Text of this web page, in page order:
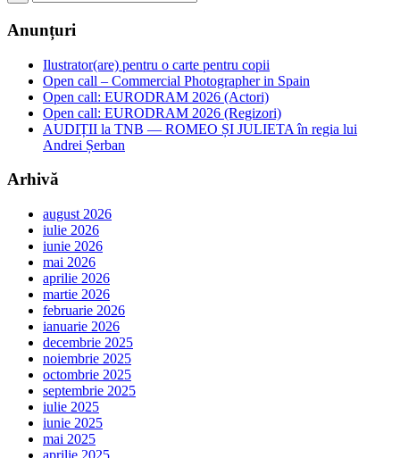
Anunțuri
Ilustrator(are) pentru o carte pentru copii
Open call – Commercial Photographer in Spain
Open call: EURODRAM 2026 (Actori)
Open call: EURODRAM 2026 (Regizori)
AUDIȚII la TNB — ROMEO ȘI JULIETA în regia lui
Andrei Șerban
Arhivă
august 2026
iulie 2026
iunie 2026
mai 2026
aprilie 2026
martie 2026
februarie 2026
ianuarie 2026
decembrie 2025
noiembrie 2025
octombrie 2025
septembrie 2025
iulie 2025
iunie 2025
mai 2025
aprilie 2025